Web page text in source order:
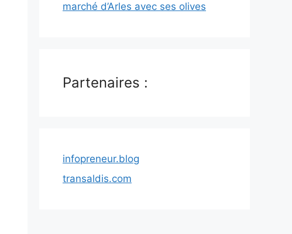
marché d’Arles avec ses olives
Partenaires :
infopreneur.blog
transaldis.com